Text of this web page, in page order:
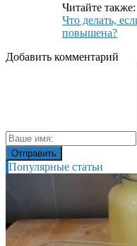
Читайте также:
Что делать,
повышена?
Добавить комментарий
Популярные статьи